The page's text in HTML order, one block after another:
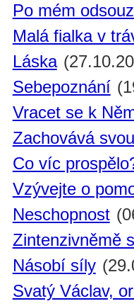
Po mém
Malá fialka v
Láska
Sebepoznání
Vracet se k
Zachovává
Co víc
Vzývejte o
Neschopnost
Zintenzivněmě
Násobí síly
Svatý Václav,